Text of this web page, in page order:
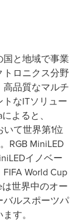
国と地域で事業
ロニクス分野
品質なマルチ
なITソリュー
よると、
て世界第1位
RGB MiniLED
イノベー
World Cup
世界中のオー
ルスポーツパ
す。